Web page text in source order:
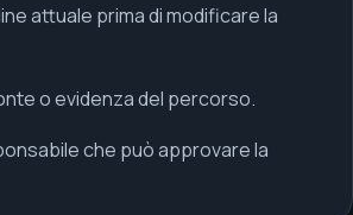
attuale prima di modificare la
o evidenza del percorso.
che può approvare la